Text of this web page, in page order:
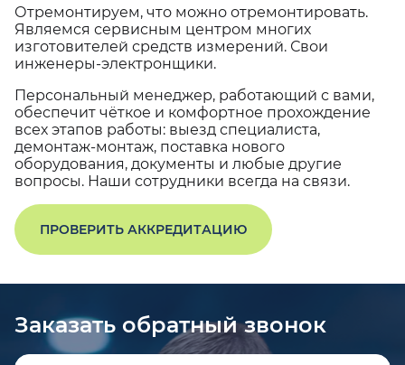
Отремонтируем, что можно отремонтировать.
Являемся сервисным центром многих
изготовителей средств измерений. Свои
инженеры-электронщики.
Персональный менеджер, работающий с вами,
обеспечит чёткое и комфортное прохождение
всех этапов работы: выезд специалиста,
демонтаж-монтаж, поставка нового
оборудования, документы и любые другие
вопросы. Наши сотрудники всегда на связи.
ПРОВЕРИТЬ АККРЕДИТАЦИЮ
Заказать обратный звонок